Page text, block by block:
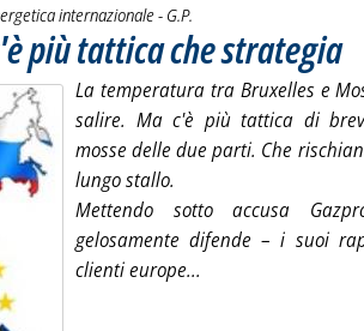
internazionale - di:
G.P.
più tattica che strategia.
La temperatura tra Bruxelles e
salire. Ma c'è più tattica di
mosse delle due parti. Che
lungo stallo.
Mettendo sotto accusa
gelosamente difende – i suoi
clienti europe...